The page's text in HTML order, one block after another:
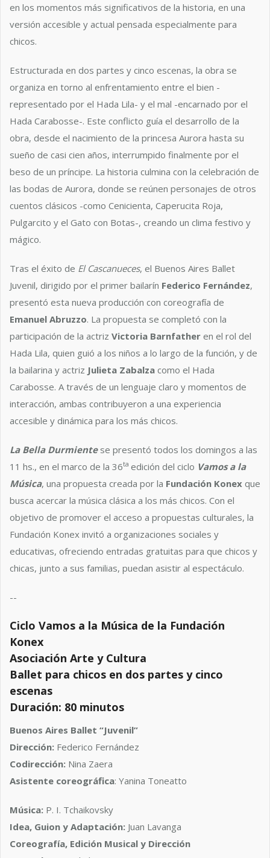
en los momentos más significativos de la historia, en una
versión accesible y actual pensada especialmente para
chicos.
Estructurada en dos partes y cinco escenas, la obra se
organiza en torno al enfrentamiento entre el bien -
representado por el Hada Lila- y el mal -encarnado por el
Hada Carabosse-. Este conflicto guía el desarrollo de la
obra, desde el nacimiento de la princesa Aurora hasta su
sueño de casi cien años, interrumpido finalmente por el
beso de un príncipe. La historia culmina con la celebración de
las bodas de Aurora, donde se reúnen personajes de otros
cuentos clásicos -como Cenicienta, Caperucita Roja,
Pulgarcito y el Gato con Botas-, creando un clima festivo y
mágico.
Tras el éxito de El Cascanueces, el Buenos Aires Ballet
Juvenil, dirigido por el primer bailarín Federico Fernández,
presentó esta nueva producción con coreografía de
Emanuel Abruzzo. La propuesta se completó con la
participación de la actriz Victoria Barnfather en el rol del
Hada Lila, quien guió a los niños a lo largo de la función, y de
la bailarina y actriz Julieta Zabalza como el Hada
Carabosse. A través de un lenguaje claro y momentos de
interacción, ambas contribuyeron a una experiencia
accesible y dinámica para los más chicos.
La Bella Durmientese presentó todos los domingos a las
11 hs., en el marco de la 36ta edición del ciclo Vamos a la
Música, una propuesta creada por la Fundación Konex que
busca acercar la música clásica a los más chicos. Con el
objetivo de promover el acceso a propuestas culturales, la
Fundación Konex invitó a organizaciones sociales y
educativas, ofreciendo entradas gratuitas para que chicos y
chicas, junto a sus familias, puedan asistir al espectáculo.
--
Ciclo Vamos a la Música de la Fundación
Konex
Asociación Arte y Cultura
Ballet para chicos en dos partes y cinco
escenas
Duración: 80 minutos
Buenos Aires Ballet “Juvenil”
Dirección: Federico Fernández
Codirección: Nina Zaera
Asistente coreográfica: Yanina Toneatto
Música: P. I. Tchaikovsky
Idea, Guion y Adaptación: Juan Lavanga
Coreografía, Edición Musical y Dirección